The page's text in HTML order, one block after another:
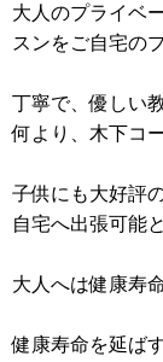
大人のプライベ
スンをご自宅の
丁寧で、優しい
何より、木下コ
子供にも大好評
自宅へ出張可能
大人へは健康寿
健康寿命を延ば